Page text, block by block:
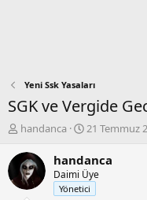
Yeni Ssk Yasaları
SGK ve Vergide
K
n
b
u
handanca
B
ş
l
a
21 Temmuz
handanca
Daimi Üye
Yönetici